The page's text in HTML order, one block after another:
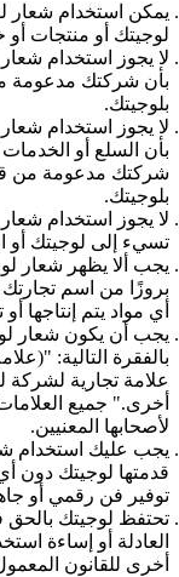
يمكن استخدام شعار
لوجيتك أو منتجات
لا يجوز استخدام
بأن شركتك مدعومة
بلوجيتك.
لا يجوز استخدام
بأن السلع أو الخدمات
شركتك مدعومة من
بلوجيتك.
لا يجوز استخدام
تسيء إلى لوجيتك أو
يجب ألا يظهر شعار
بروزًا من اسم تجارتك
أي مواد يتم إنتاجها
يجب أن يكون شعار
بالفقرة التالية:
علامة تجارية لشركة
أخرى." جميع
لأصحابها المعنيين.
يجب عليك استخدام
قدمتها لوجيتك دون
توفير فن رقمي أو
تحتفظ لوجيتك بالحق
العادلة أو إساءة
أخرى للقانون